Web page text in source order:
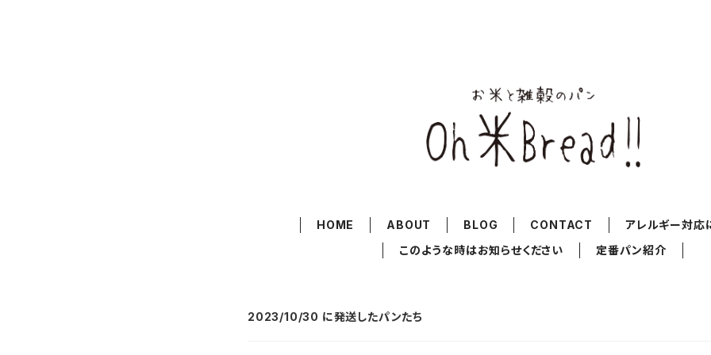
HOME ABOUT BLOG CONTACT
アレルギー対応
このような時はお知らせください
定番パン紹介
2023/10/30 に発送したパンたち